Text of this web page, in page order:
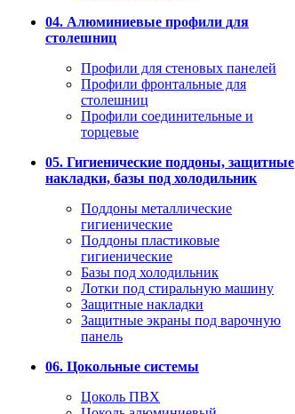
04. Алюминиевые профили для
столешниц
Профили для стеновых панелей
Профили фронтальные для
столешниц
Профили соединительные и
торцевые
05. Гигиенические поддоны, защитные
накладки, базы под холодильник
Поддоны металлические
гигиенические
Поддоны пластиковые
гигиенические
Базы под холодильник
Лотки под стиральную машину
Защитные накладки
Защитные экраны под варочную
панель
06. Цокольные системы
Цоколь ПВХ